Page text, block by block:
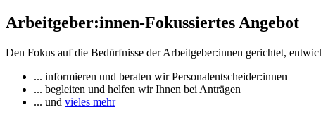
Arbeitgeber:innen-Fokussiertes Angebot
Den Fokus auf die Bedürfnisse der Arbeitgeber:innen gerichtet,
... informieren und beraten wir Personalentscheider:innen
... begleiten und helfen wir Ihnen bei Anträgen
... und vieles mehr